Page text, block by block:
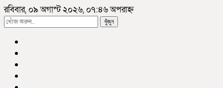
রবিবার, ০৯ অগাস্ট ২০২৬, ০৭:৪৬ অপরাহ্ন
খুঁজুন